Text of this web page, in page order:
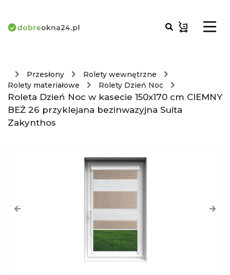
Przesłony
Rolety wewnętrzne
Rolety materiałowe
Rolety Dzień Noc
Roleta Dzień Noc w kasecie 150x170 cm CIEMNY
BEŻ 26 przyklejana bezinwazyjna Suita
Zakynthos